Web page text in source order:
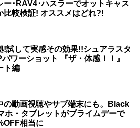
ー･RAV4･ハスラーでオットキャス
比較検証! オススメはどれ?!
!試して実感その効果!!シュアラスタ
ワーショット 『ザ・体感！！』
ト編
の動画視聴やサブ端末にも。Black
ホ・タブレットがプライムデーで
相当に